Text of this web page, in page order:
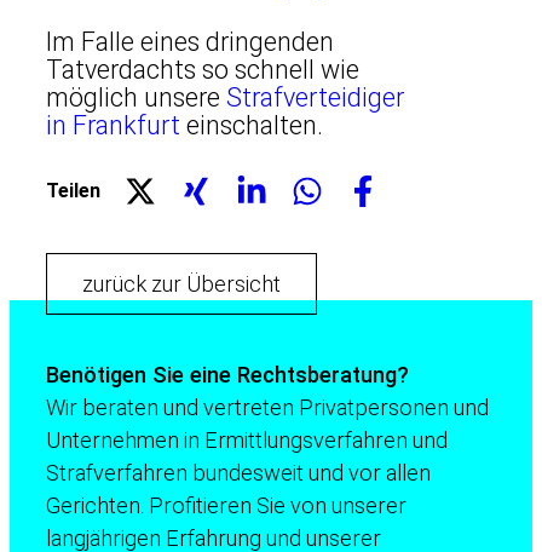
Im Falle eines dringenden
Tatverdachts so schnell wie
möglich unsere Strafverteidiger
in Frankfurt einschalten.
Teilen
zurück zur Übersicht
Benötigen Sie eine Rechtsberatung?
Wir beraten und vertreten Privatpersonen und
Unternehmen in Ermittlungsverfahren und
Strafverfahren bundesweit und vor allen
Gerichten. Profitieren Sie von unserer
langjährigen Erfahrung und unserer